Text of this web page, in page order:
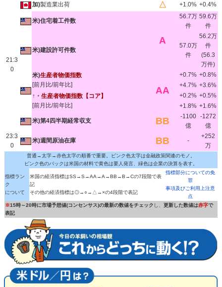
21:3
0
加)製造業出荷 △ +1.0% +0.4%
米)住宅着工件数
A
56.7万
件
59.6万
件
米)建設許可件数
57.0万
件
56.2万
件
(56.3
万件)
米)生産者物価指数
[前月比/前年比]
AA
+0.7% +0.8%
+4.7% +3.6%
↑・ 生産者物価指数 【コア】
[前月比/前年比]
+0.2% +0.5%
+1.8% +1.6%
米)第4四半期経常収支 BB
-1100
億
-1272
億
23:3
0
米)週間原油在庫 BB -
+252
万
普通→太字→赤色太字の順番で重要。ピンク色太字は金融政策関連のモノ。
ピンク色のバックは米国の材料で黄色は要人発言、緑色は企業の決算を表す。
指標ラン
ク
について
米国の経済指標はSS→S→AA→A→BB→B→Cの7段階で表
記
その他の経済指標は◎→○→△→×の4段階で表記
指標部分についての免
罪
事項及びご利用上注意
点
※15時～20時に市場予想値(コンセンサス)の最新の数値をチェック し、 更新した数値は赤字で
表記